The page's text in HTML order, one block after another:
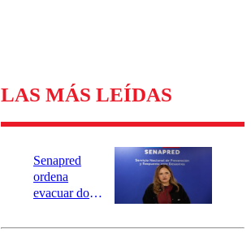
LAS MÁS LEÍDAS
Senapred
ordena
evacuar dos
Carahue por